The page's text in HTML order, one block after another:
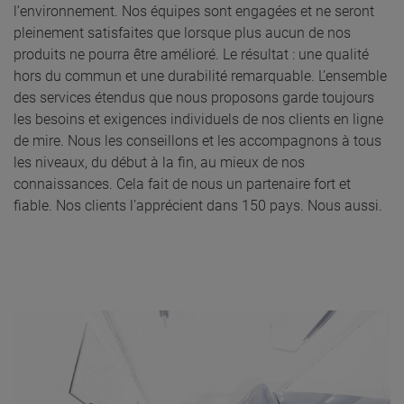
l’environnement. Nos équipes sont engagées et ne seront
pleinement satisfaites que lorsque plus aucun de nos
produits ne pourra être amélioré. Le résultat : une qualité
hors du commun et une durabilité remarquable. L’ensemble
des services étendus que nous proposons garde toujours
les besoins et exigences individuels de nos clients en ligne
de mire. Nous les conseillons et les accompagnons à tous
les niveaux, du début à la fin, au mieux de nos
connaissances. Cela fait de nous un partenaire fort et
fiable. Nos clients l’apprécient dans 150 pays. Nous aussi.